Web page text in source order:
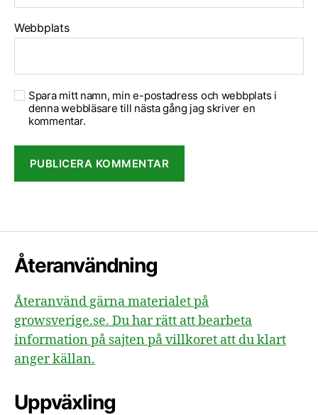
Webbplats
Spara mitt namn, min e-postadress och webbplats i
denna webbläsare till nästa gång jag skriver en
kommentar.
Återanvändning
Återanvänd gärna materialet på
growsverige.se. Du har rätt att bearbeta
information på sajten på villkoret att du klart
anger källan.
Uppväxling